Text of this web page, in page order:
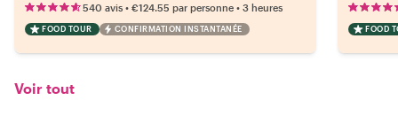
540 avis • €124.55 par personne • 3 heures
FOOD TOUR CONFIRMATION INSTANTANÉE FOOD
Voir tout